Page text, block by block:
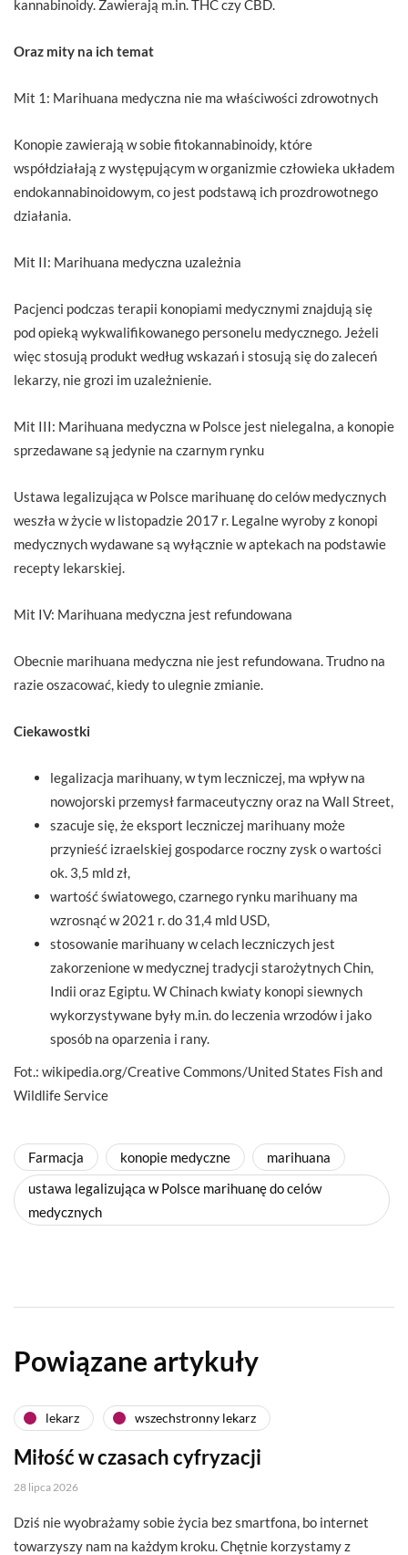
kannabinoidy. Zawierają m.in. THC czy CBD.
Oraz mity na ich temat
Mit 1: Marihuana medyczna nie ma właściwości zdrowotnych
Konopie zawierają w sobie fitokannabinoidy, które
współdziałają z występującym w organizmie człowieka układem
endokannabinoidowym, co jest podstawą ich prozdrowotnego
działania.
Mit II: Marihuana medyczna uzależnia
Pacjenci podczas terapii konopiami medycznymi znajdują się
pod opieką wykwalifikowanego personelu medycznego. Jeżeli
więc stosują produkt według wskazań i stosują się do zaleceń
lekarzy, nie grozi im uzależnienie.
Mit III: Marihuana medyczna w Polsce jest nielegalna, a konopie
sprzedawane są jedynie na czarnym rynku
Ustawa legalizująca w Polsce marihuanę do celów medycznych
weszła w życie w listopadzie 2017 r. Legalne wyroby z konopi
medycznych wydawane są wyłącznie w aptekach na podstawie
recepty lekarskiej.
Mit IV: Marihuana medyczna jest refundowana
Obecnie marihuana medyczna nie jest refundowana. Trudno na
razie oszacować, kiedy to ulegnie zmianie.
Ciekawostki
legalizacja marihuany, w tym leczniczej, ma wpływ na
nowojorski przemysł farmaceutyczny oraz na Wall Street,
szacuje się, że eksport leczniczej marihuany może
przynieść izraelskiej gospodarce roczny zysk o wartości
ok. 3,5 mld zł,
wartość światowego, czarnego rynku marihuany ma
wzrosnąć w 2021 r. do 31,4 mld USD,
stosowanie marihuany w celach leczniczych jest
zakorzenione w medycznej tradycji starożytnych Chin,
Indii oraz Egiptu. W Chinach kwiaty konopi siewnych
wykorzystywane były m.in. do leczenia wrzodów i jako
sposób na oparzenia i rany.
Fot.: wikipedia.org/Creative Commons/United States Fish and
Wildlife Service
Farmacja konopie medyczne
marihuana
ustawa legalizująca w Polsce marihuanę do celów
medycznych
Powiązane artykuły
lekarz wszechstronny lekarz
Miłość w czasach cyfryzacji
28 lipca 2026
Dziś nie wyobrażamy sobie życia bez smartfona, bo internet
towarzyszy nam na każdym kroku. Chętnie korzystamy z